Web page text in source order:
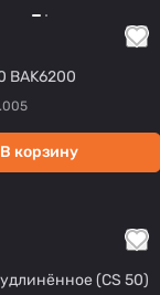
BAK6200
В корзину
(CS 50)